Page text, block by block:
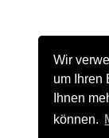
Wir
um Ihren
Ihnen
können.